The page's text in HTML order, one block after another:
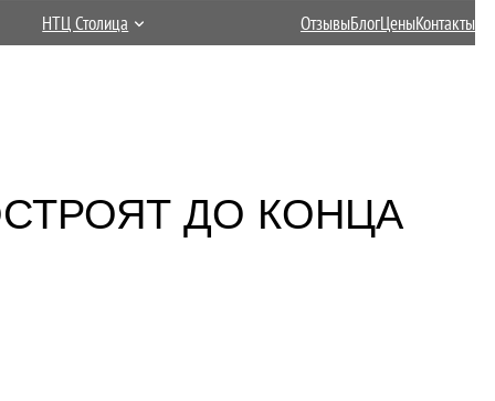
НТЦ Столица ОтзывыБлогЦеныКонтакты
ДО КОНЦА